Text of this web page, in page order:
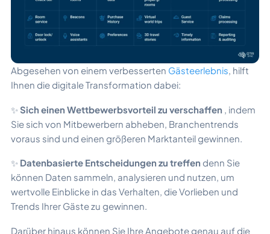
Abgesehen von einem verbesserten Gästeerlebnis, hilft
Ihnen die digitale Transformation dabei:
✨Sich einen Wettbewerbsvorteil zu verschaffen , indem
Sie sich von Mitbewerbern abheben, Branchentrends
voraus sind und einen größeren Marktanteil gewinnen.
✨ Datenbasierte Entscheidungen zu treffen denn Sie
können Daten sammeln, analysieren und nutzen, um
wertvolle Einblicke in das Verhalten, die Vorlieben und
Trends Ihrer Gäste zu gewinnen.
Darüber hinaus können Sie Ihre Angebote genau auf die